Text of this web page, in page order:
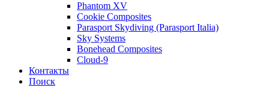
Phantom XV
Cookie Composites
Parasport Skydiving (Parasport Italia)
Sky Systems
Bonehead Composites
Cloud-9
Контакты
Поиск